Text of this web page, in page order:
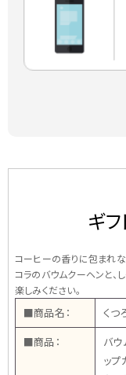
ギ
コーヒーの香りに包まれな
コラのバウムクーヘンと、
楽しみください。
■商品名：
くつ
■商品：
バウ
ップ